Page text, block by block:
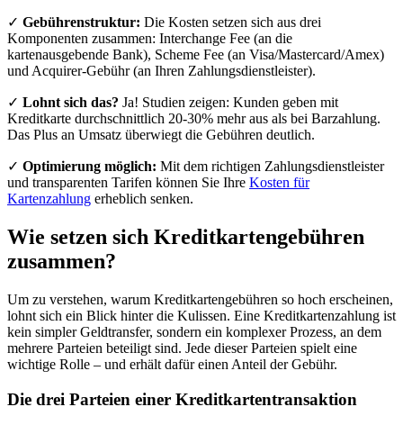
✓ Gebührenstruktur: Die Kosten setzen sich aus drei
Komponenten zusammen: Interchange Fee (an die
kartenausgebende Bank), Scheme Fee (an Visa/Mastercard/Amex)
und Acquirer-Gebühr (an Ihren Zahlungsdienstleister).
✓ Lohnt sich das? Ja! Studien zeigen: Kunden geben mit
Kreditkarte durchschnittlich 20-30% mehr aus als bei Barzahlung.
Das Plus an Umsatz überwiegt die Gebühren deutlich.
✓ Optimierung möglich: Mit dem richtigen Zahlungsdienstleister
und transparenten Tarifen können Sie Ihre Kosten für
Kartenzahlung erheblich senken.
Wie setzen sich Kreditkartengebühren
zusammen?
Um zu verstehen, warum Kreditkartengebühren so hoch erscheinen,
lohnt sich ein Blick hinter die Kulissen. Eine Kreditkartenzahlung ist
kein simpler Geldtransfer, sondern ein komplexer Prozess, an dem
mehrere Parteien beteiligt sind. Jede dieser Parteien spielt eine
wichtige Rolle – und erhält dafür einen Anteil der Gebühr.
Die drei Parteien einer Kreditkartentransaktion